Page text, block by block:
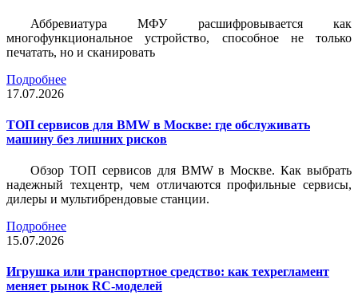
Аббревиатура МФУ расшифровывается как
многофункциональное устройство, способное не только
печатать, но и сканировать
Подробнее
17.07.2026
ТОП сервисов для BMW в Москве: где обслуживать
машину без лишних рисков
Обзор ТОП сервисов для BMW в Москве. Как выбрать
надежный техцентр, чем отличаются профильные сервисы,
дилеры и мультибрендовые станции.
Подробнее
15.07.2026
Игрушка или транспортное средство: как техрегламент
меняет рынок RC-моделей